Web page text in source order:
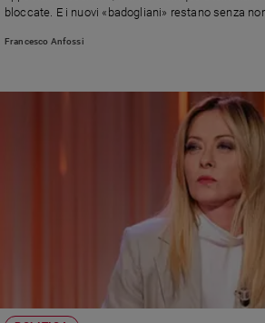
e
Santi
Società
bloccate. E i nuovi «badogliani» restano senza
Francesco Anfossi